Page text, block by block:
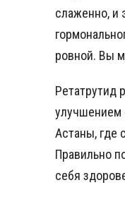
слаженно, и
ровной. Вы
Ретатрутид
улучшением
Астаны, где
Правильно
себя